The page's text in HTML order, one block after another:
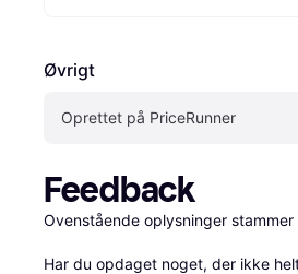
Øvrigt
Oprettet på PriceRunner
Feedback
Ovenstående oplysninger
Har du opdaget noget, der ikke